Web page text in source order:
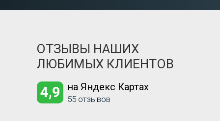
55 отзывов
на Яндекс Картах
4,9
ОТЗЫВЫ НАШИХ
ЛЮБИМЫХ КЛИЕНТОВ